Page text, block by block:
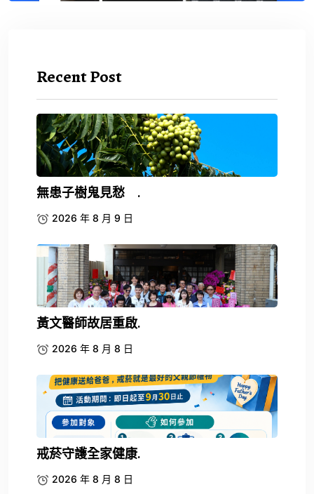
Recent Post
無患子樹鬼見愁 .
2026 年 8 月 9 日
黃文醫師故居重啟.
2026 年 8 月 8 日
戒菸守護全家健康.
2026 年 8 月 8 日